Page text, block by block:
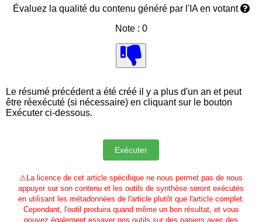
Évaluez la qualité du contenu généré par l'IA en votant
Note : 0
Le résumé précédent a été créé il y a plus d'un an et peut
être réexécuté (si nécessaire) en cliquant sur le bouton
Exécuter ci-dessous.
⚠ La licence de cet article spécifique ne nous permet pas de nous
appuyer sur son contenu et les outils de synthèse seront exécutés
en utilisant les métadonnées de l'article plutôt que l'article complet.
Cependant, l'outil produira quand même un bon résultat, et vous
pouvez également essayer nos outils sur des papiers avec des